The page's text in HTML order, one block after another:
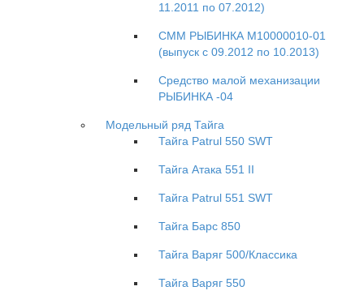
11.2011 по 07.2012)
СММ РЫБИНКА M10000010-01
(выпуск с 09.2012 по 10.2013)
Средство малой механизации
РЫБИНКА -04
Модельный ряд Тайга
Тайга Patrul 550 SWT
Тайга Атака 551 II
Тайга Patrul 551 SWT
Тайга Барс 850
Тайга Варяг 500/Классика
Тайга Варяг 550